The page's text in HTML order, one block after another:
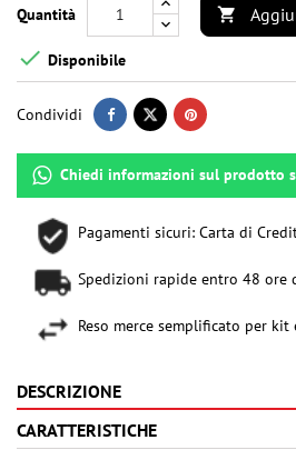
Quantità 
 Disponibile
Condividi
Chiedi informazioni sul prodotto
Pagamenti sicuri: Carta di
Spedizioni rapide entro 48 ore
Reso merce semplificato per kit
DESCRIZIONE
CARATTERISTICHE